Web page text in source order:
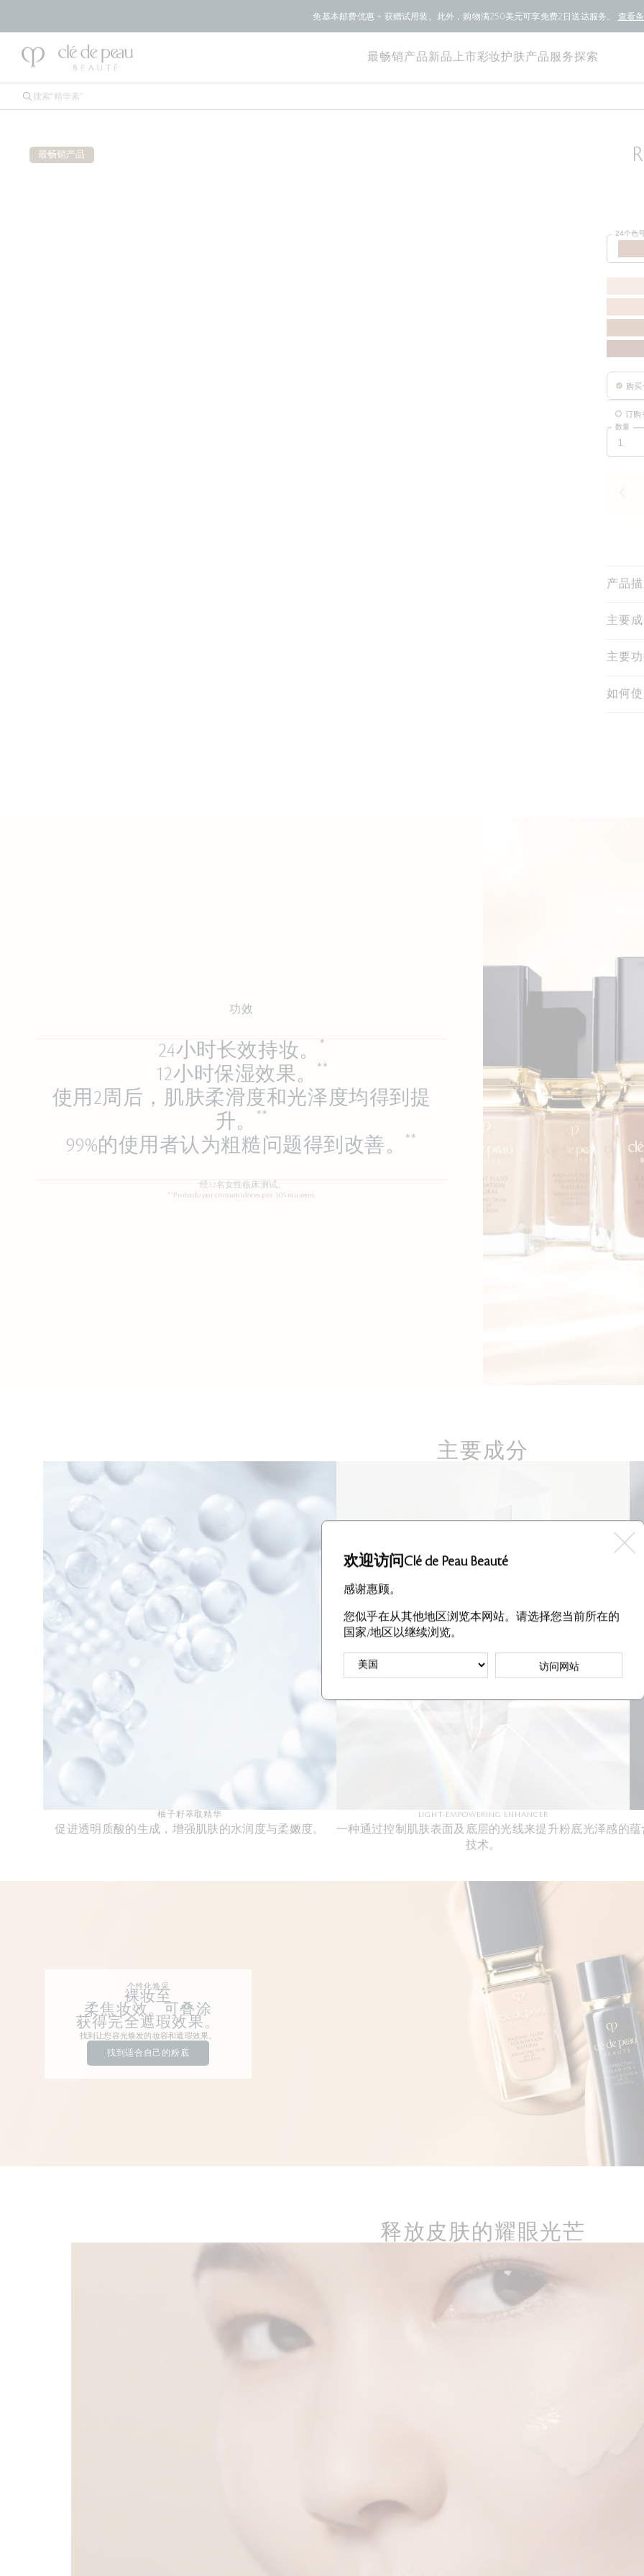
免基本邮费优惠 + 获赠试用装。此外，购物满250美元可享免费2日送达服务。 查看
最畅销产品新品上市 彩妆护肤产品 服务探索
最畅销产品
24个色
购
订购
数量
产品
主要
主要
如何
功效
24小时长效持妆。 *
12小时保湿效果。 **
使用2周后，肌肤柔滑度和光泽度均得到提
升。
**
99%的使用者认为粗糙问题得到改善。 **
*经32名女性临床测试。
**Probado por consumidores por 105 mujeres.
主要成分
柚子籽萃取精华
促进透明质酸的生成，增强肌肤的水润度与柔嫩度。
LIGHT-EMPOWERING ENHANCER
一种通过控制肌肤表面及底层的光线来提升粉底光泽感的
技术。
个性化焕采
裸妆至
柔焦妆效。可叠涂
获得完全遮瑕效果。
找到让您容光焕发的妆容和遮瑕效果。
找到适合自己的粉底
释放皮肤的耀眼光芒
欢迎访问Clé de Peau Beauté
感谢惠顾。
您似乎在从其他地区浏览本网站。请选择您当前所在的
国家/地区以继续浏览。
访问网站